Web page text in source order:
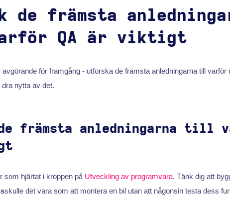
de främsta
QA är viktigt
för framgång - utforska de främsta anledningarna till varför
nytta av det.
de främsta anledningarna till
som hjärtat i kroppen på Utveckling av programvara. Tänk dig att
skulle det vara som att montera en bil utan att någonsin testa dess